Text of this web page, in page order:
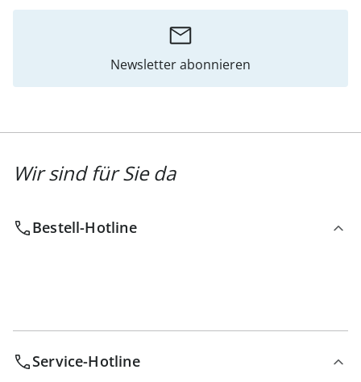
Newsletter abonnieren
Wir sind für Sie da
Bestell-Hotline
Service-Hotline